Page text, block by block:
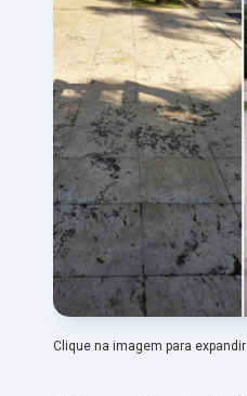
Clique na imagem para expandir